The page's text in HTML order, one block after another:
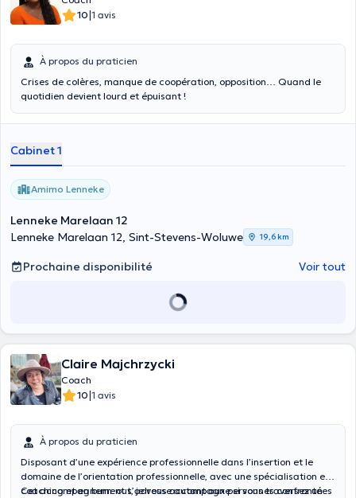
10|1 avis
À propos du praticien
Crises de colères, manque de coopération, opposition… Quand le
quotidien devient lourd et épuisant !
Cabinet 1
Amimo Lenneke
Lenneke Marelaan 12
Lenneke Marelaan 12, Sint-Stevens-Woluwe
19,6 km
Prochaine disponibilité Voir tout
Claire Majchrzycki
Coach
10|1 avis
À propos du praticien
Disposant d’une expérience professionnelle dans l’insertion et le
domaine de l’orientation professionnelle, avec une spécialisation en
coaching et en burn-out, je vous accompagne si vous traversez un
Cet accompagnement s’adresse autant aux personnes confrontées